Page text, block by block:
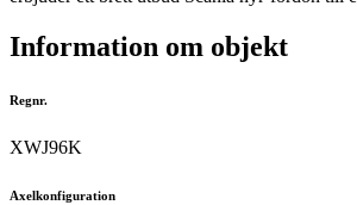
Information om objekt
Regnr.
XWJ96K
Axelkonfiguration